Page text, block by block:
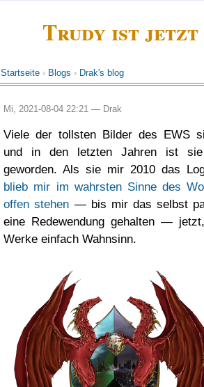
Trudy ist jetzt
Startseite › Blogs › Drak's blog
Mi, 2021-08-04 22:21 — Drak
Viele der tollsten Bilder des EWS
und in den letzten Jahren ist
geworden. Als sie mir 2010 das
blieb mir im wahrsten Sinne des
offen stehen — bis mir das selbst
eine Redewendung gehalten —
Werke einfach Wahnsinn.